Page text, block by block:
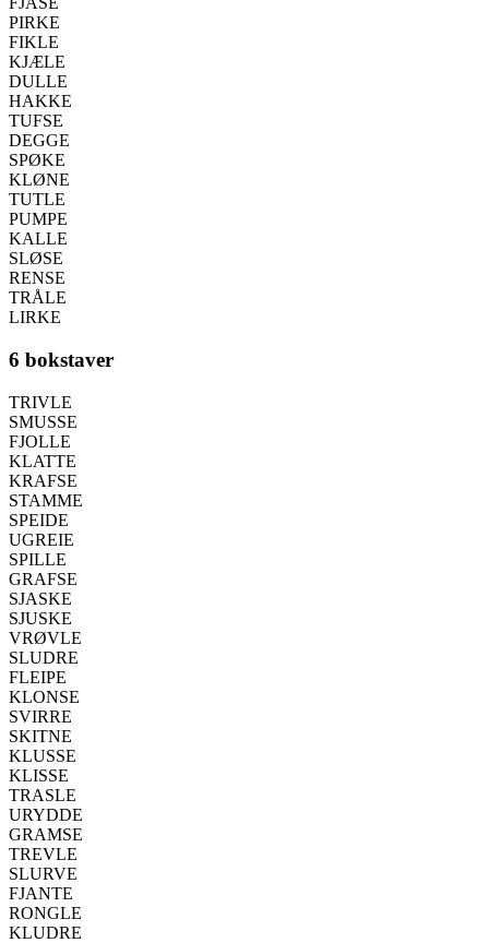
PIRKE
FIKLE
KJÆLE
DULLE
HAKKE
TUFSE
DEGGE
SPØKE
KLØNE
TUTLE
PUMPE
KALLE
SLØSE
RENSE
TRÅLE
LIRKE
6 bokstaver
TRIVLE
SMUSSE
FJOLLE
KLATTE
KRAFSE
STAMME
SPEIDE
UGREIE
SPILLE
GRAFSE
SJASKE
SJUSKE
VRØVLE
SLUDRE
FLEIPE
KLONSE
SVIRRE
SKITNE
KLUSSE
KLISSE
TRASLE
URYDDE
GRAMSE
TREVLE
SLURVE
FJANTE
RONGLE
KLUDRE